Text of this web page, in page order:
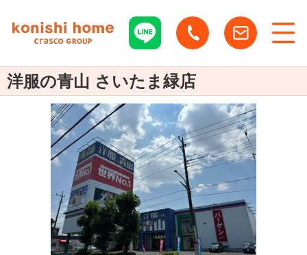
洋服の青山 さいたま緑店